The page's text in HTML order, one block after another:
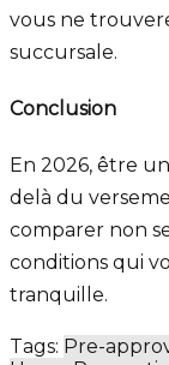
vous ne
succursale.
Conclusion
En 2026, être
delà du
comparer non
conditions qui
tranquille.
Tags: Pre-